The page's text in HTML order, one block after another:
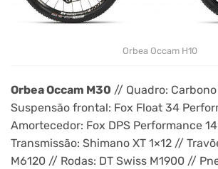
Orbea Occam H10
Orbea Occam M30 // Quadro:
Suspensão frontal: Fox Float 34
Amortecedor: Fox DPS Performance
Transmissão: Shimano XT 1×12 //
M6120 // Rodas: DT Swiss M1900 //